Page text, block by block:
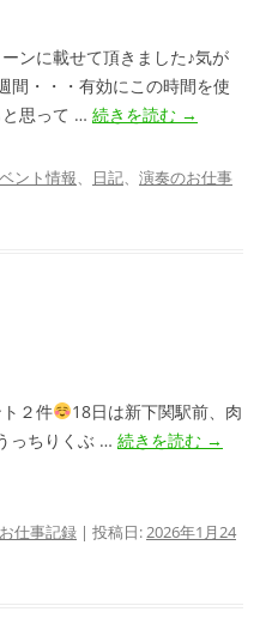
ンに載せて頂きました♪気が
間・・・有効にこの時間を使
思って … 続きを読む →
ント情報、 日記、 演奏のお仕事
２件
18日は新下関駅前、肉
っちりくぶ … 続きを読む →
仕事記録 | 投稿日:2026年1月24